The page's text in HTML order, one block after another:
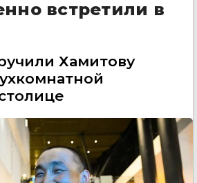
встретили в
Хамитову